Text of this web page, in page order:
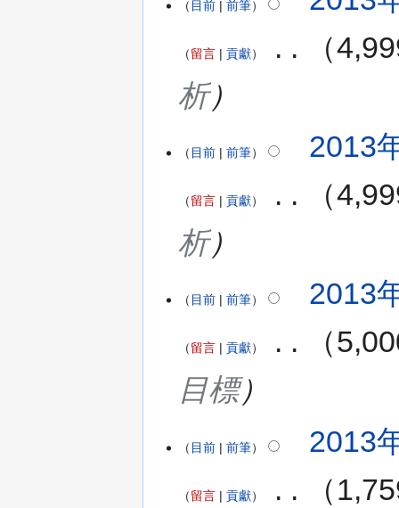
目前 前筆
留言 貢獻
析
目前 前筆 2013
留言 貢獻
析
目前 前筆 2013
留言 貢獻
目標
目前 前筆 2013
留言 貢獻